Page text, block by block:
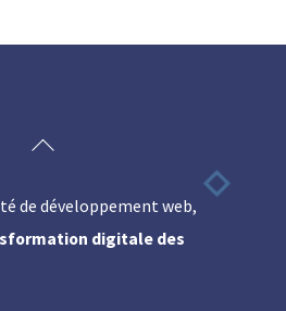
Back
Top
de développement web,
digitale des